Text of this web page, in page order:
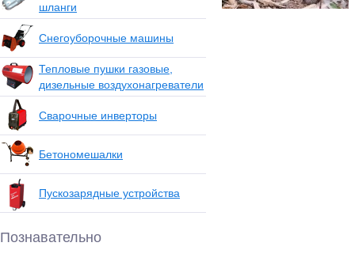
шланги
Снегоуборочные машины
Тепловые пушки газовые,
дизельные воздухонагреватели
Сварочные инверторы
Бетономешалки
Пускозарядные устройства
Познавательно